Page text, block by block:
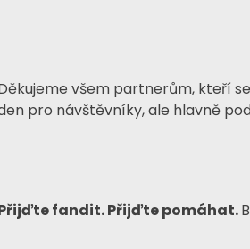
všem partnerům, kteří
pro návštěvníky, ale hlavně
fandit. Přijďte pomáhat.